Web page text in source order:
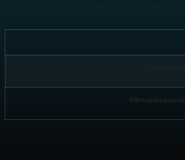
U kunt slechts één niveau uit deze groep